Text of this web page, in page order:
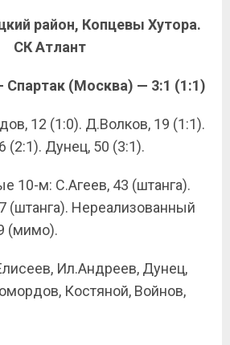
район, Копцевы Хутора.
СК Атлант
(Москва) — 3:1 (1:1)
12 (1:0). Д.Волков, 19 (1:1).
(2:1). Дунец, 50 (3:1).
10-м: С.Агеев, 43 (штанга).
(штанга). Нереализованный
(мимо).
Ил.Андреев, Дунец,
Костяной, Войнов,